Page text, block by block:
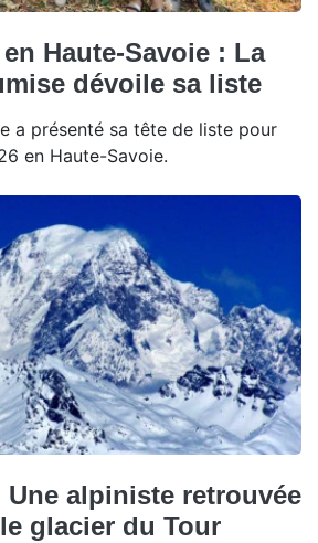
Haute-Savoie : La
dévoile sa liste
a présenté sa tête de liste pour
en Haute-Savoie.
alpiniste retrouvée
glacier du Tour